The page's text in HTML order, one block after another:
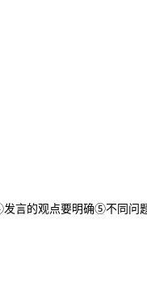
言的观点要明确⑤不同问